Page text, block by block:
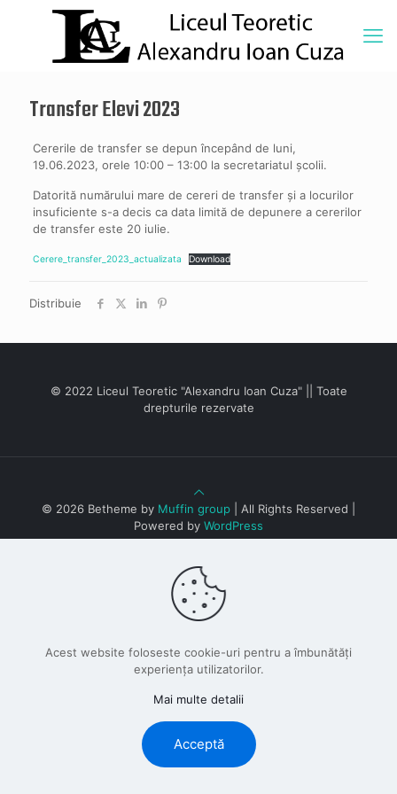
Transfer Elevi 2023
Cererile de transfer se depun începând de luni,
19.06.2023, orele 10:00 – 13:00 la secretariatul școlii.
Datorită numărului mare de cereri de transfer și a locurilor
insuficiente s-a decis ca data limită de depunere a cererilor
de transfer este 20 iulie.
Cerere_transfer_2023_actualizata Download
Distribuie
© 2022 Liceul Teoretic "Alexandru Ioan Cuza" || Toate
drepturile rezervate
© 2026 Betheme by Muffin group | All Rights Reserved |
Powered by WordPress
Acest website foloseste cookie-uri pentru a îmbunătăți
experiența utilizatorilor.
Mai multe detalii
Acceptă